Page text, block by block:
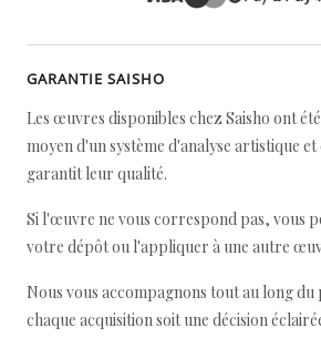
GARANTIE SAISHO
Les œuvres disponibles chez Saisho ont
moyen d'un système d'analyse artistique
garantit leur qualité.
Si l'œuvre ne vous correspond pas, vous
votre dépôt ou l'appliquer à une autre
Nous vous accompagnons tout au long du
chaque acquisition soit une décision